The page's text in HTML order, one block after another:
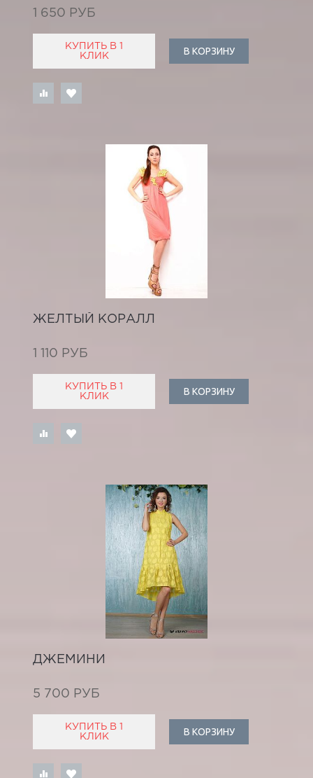
1 650 РУБ
КУПИТЬ В 1
КЛИК
В КОРЗИНУ
ЖЕЛТЫЙ КОРАЛЛ
1 110 РУБ
КУПИТЬ В 1
КЛИК
В КОРЗИНУ
ДЖЕМИНИ
5 700 РУБ
КУПИТЬ В 1
КЛИК
В КОРЗИНУ